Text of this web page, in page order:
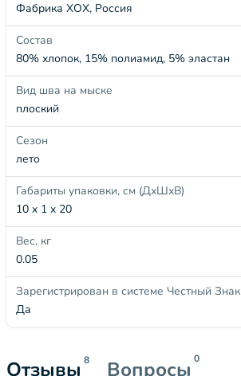
Фабрика ХОХ, Россия
Состав
80% хлопок, 15% полиамид, 5% эластан
Вид шва на мыске
плоский
Сезон
лето
Габариты упаковки, см (ДхШхВ)
10 x 1 x 20
Вес, кг
0.05
Зарегистрирован в системе Честный Знак
Да
Отзывы 8 Вопросы 0